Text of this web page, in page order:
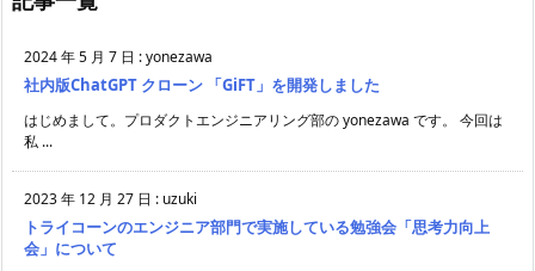
2024 年 5 月 7 日 :yonezawa
社内版ChatGPT クローン 「GiFT」を開発しました
はじめまして。プロダクトエンジニアリング部の yonezawa です。 今回は
私 ...
2023 年 12 月 27 日 : uzuki
トライコーンのエンジニア部門で実施している勉強会「思考力向上
会」について